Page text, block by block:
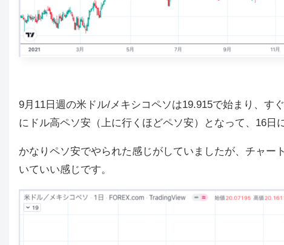
9月11日週の米ドル/メキシコペソは19.915で始まり、す
に ドル高ペソ安（上に行くほどペソ安）となって、16日
かなりペソ安でやられた感じがしていましたが、チャー
いていい感じです。